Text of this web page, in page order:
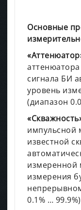
Основные
сигнала БИ
уровень
(диапазон
импульсной
известной
измеренной
измерения
0.1% …